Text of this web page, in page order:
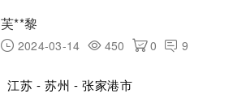
芙**黎
2024-03-14 450 0 9
江苏 - 苏州 - 张家港市